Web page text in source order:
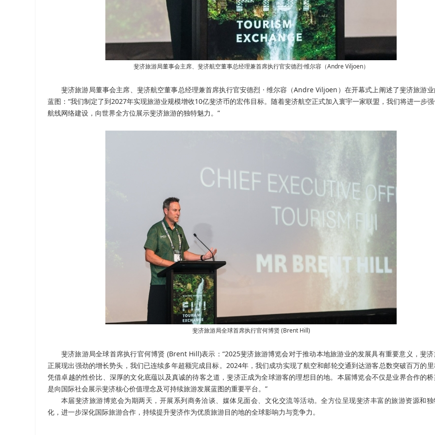
斐济旅游局董事会主席、斐济航空董事总经理兼首席执行官安德烈·维尔容（Andre Viljoen）
斐济旅游局董事会主席、斐济航空董事总经理兼首席执行官安德烈 · 维尔容（Andre Viljoen）在开幕式上阐述了斐济旅游
蓝图：“我们制定了到2027年实现旅游业规模增收10亿斐济币的宏伟目标。随着斐济航空正式加入寰宇一家联盟，我们将进一步
航线网络建设，向世界全方位展示斐济旅游的独特魅力。”
斐济旅游局全球首席执行官何博贤 (Brent Hill)
斐济旅游局全球首席执行官何博贤 (Brent Hill)表示：“2025斐济旅游博览会对于推动本地旅游业的发展具有重要意义，斐
正展现出强劲的增长势头，我们已连续多年超额完成目标。2024年，我们成功实现了航空和邮轮交通到达游客总数突破百万的里
凭借卓越的性价比、深厚的文化底蕴以及真诚的待客之道，斐济正成为全球游客的理想目的地。本届博览会不仅是业界合作的
是向国际社会展示斐济核心价值理念及可持续旅游发展蓝图的重要平台。”
本届斐济旅游博览会为期两天，开展系列商务洽谈、媒体见面会、文化交流等活动。全方位呈现斐济丰富的旅游资源和独
化，进一步深化国际旅游合作，持续提升斐济作为优质旅游目的地的全球影响力与竞争力。